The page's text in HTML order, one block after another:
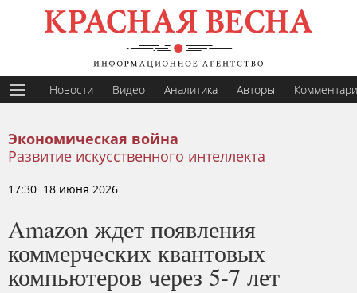
Новости Видео Аналитика Авторы
Экономическая война
Развитие искусственного интеллекта
17:30 18 июня 2026
Amazon ждет появления
коммерческих квантовых
компьютеров через 5-7 лет